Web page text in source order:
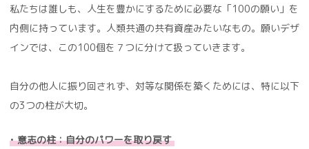
私たちは誰しも、人生を豊かにするために必要な「100の願い」を
内側に持っています。人類共通の共有資産みたいなもの。願いデザ
インでは、この100個を７つに分けて扱っていきます。
自分の他人に振り回されず、対等な関係を築くためには、特に以下
の3つの柱が大切。
•意志の柱：自分のパワーを取り戻す